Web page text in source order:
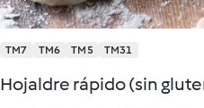
TM7 TM6 TM5 TM31
Hojaldre rápido (sin